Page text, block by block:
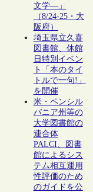
文学―」
（8/24-25・大
阪府）
埼玉県立久喜
図書館、休館
日特別イベン
ト「本のタイ
トルで一句!」
を開催
米・ペンシル
バニア州等の
大学図書館の
連合体
PALCI、図書
館によるシス
テム相互運用
性評価のため
のガイドを公